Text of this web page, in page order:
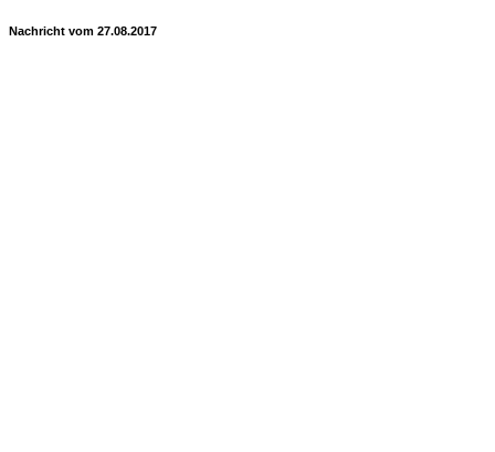
Nachricht vom 27.08.2017